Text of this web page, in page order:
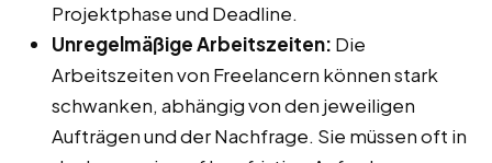
Projektphase und Deadline.
Unregelmäßige Arbeitszeiten: Die
Arbeitszeiten von Freelancern können stark
schwanken, abhängig von den jeweiligen
Aufträgen und der Nachfrage. Sie müssen oft in